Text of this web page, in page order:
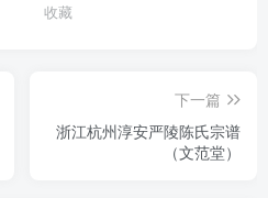
收藏
下一篇
浙江杭州淳安严陵陈氏宗谱
（文范堂）